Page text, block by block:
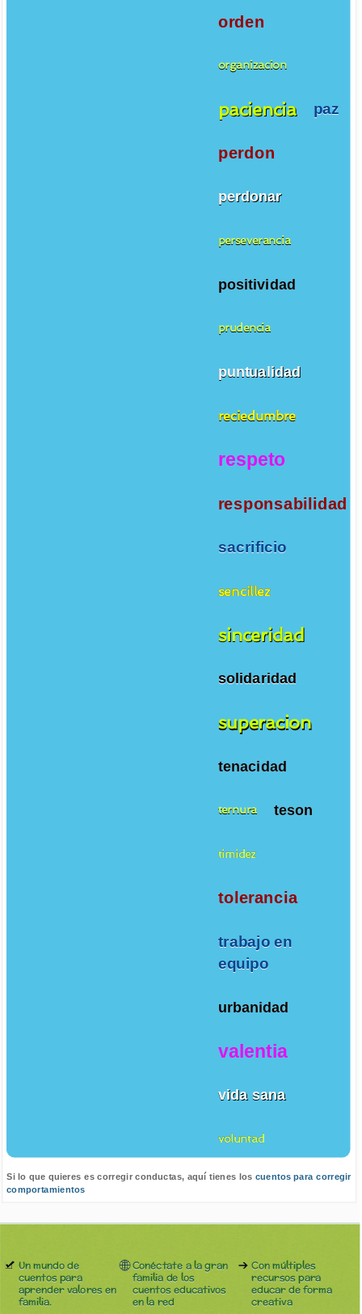
orden
organizacion
paciencia paz
perdon
perdonar
perseverancia
positividad
prudencia
puntualidad
reciedumbre
respeto
responsabilidad
sacrificio
sencillez
sinceridad
solidaridad
superacion
tenacidad
ternura teson
timidez
tolerancia
trabajo en
equipo
urbanidad
valentia
vida sana
voluntad
Si lo que quieres es corregir conductas, aquí tienes los cuentos para corregir
comportamientos
Un mundo de
cuentos para
aprender valores en
familia.
Conéctate a la gran
familia de los
cuentos educativos
en la red
Con múltiples
recursos para
educar de forma
creativa